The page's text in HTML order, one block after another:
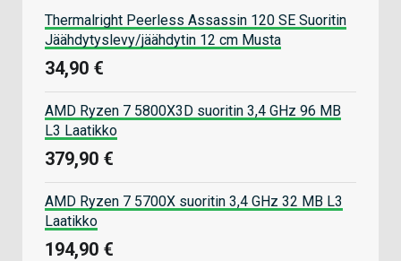
Thermalright Peerless Assassin 120 SE Suoritin
Jäähdytyslevy/jäähdytin 12 cm Musta
34,90 €
AMD Ryzen 7 5800X3D suoritin 3,4 GHz 96 MB
L3 Laatikko
379,90 €
AMD Ryzen 7 5700X suoritin 3,4 GHz 32 MB L3
Laatikko
194,90 €